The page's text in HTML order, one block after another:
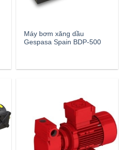
Máy bơm xăng dầu
Gespasa Spain BDP-500